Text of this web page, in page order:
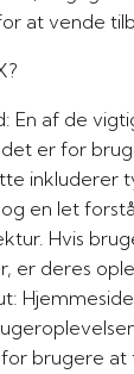
at vende
er for
inkluderer
en let
Hvis
er deres
brugere at